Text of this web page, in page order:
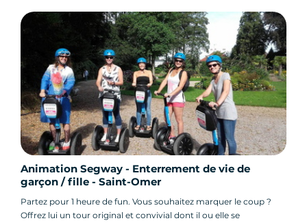
Animation Segway - Enterrement de vie de
garçon / fille - Saint-Omer
Partez pour 1 heure de fun. Vous souhaitez marquer le coup ?
Offrez lui un tour original et convivial dont il ou elle se